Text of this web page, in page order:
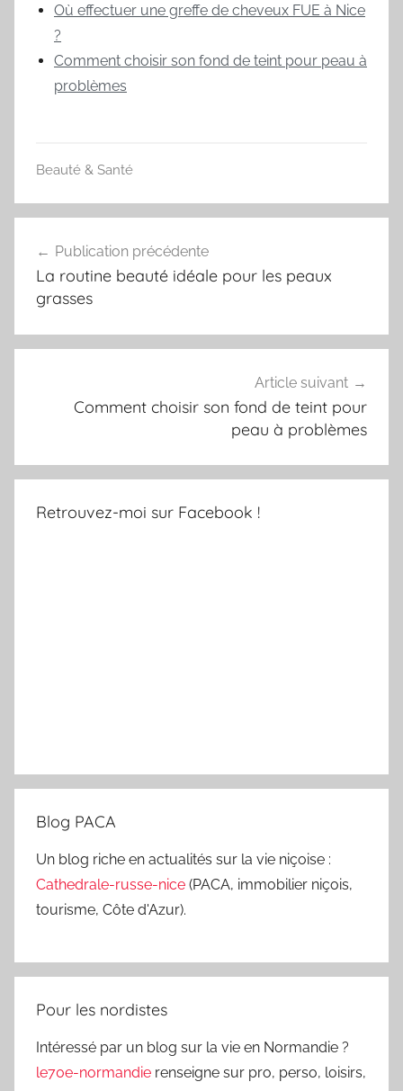
Où effectuer une greffe de cheveux FUE à Nice
?
Comment choisir son fond de teint pour peau à
problèmes
Beauté & Santé
h
s
t
e
de
l’article
Publication précédente
La routine beauté idéale pour les peaux
grasses
Article suivant
Comment choisir son fond de teint pour
peau à problèmes
Retrouvez-moi sur Facebook !
Blog PACA
Un blog riche en actualités sur la vie niçoise :
Cathedrale-russe-nice (PACA, immobilier niçois,
tourisme, Côte d'Azur).
Pour les nordistes
Intéressé par un blog sur la vie en Normandie ?
le70e-normandie renseigne sur pro, perso, loisirs,